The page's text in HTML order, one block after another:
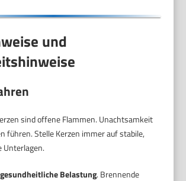
und
sind offene Flammen. Unachtsamkeit
führen. Stelle Kerzen immer auf stabile,
Unterlagen.
Belastung. Brennende